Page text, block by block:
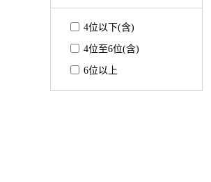
4位以下(含)
4位至6位(含)
6位以上